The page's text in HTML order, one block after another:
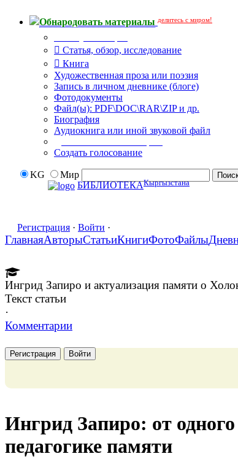
Обнародовать материалы делитесь с миром!
Статья, обзор, исследование
Книга
Художественная проза или поэзия
Запись в личном дневнике (блоге)
Фотодокументы
Файл(ы): PDF\DOC\RAR\ZIP и др.
Биография
Аудиокнига или иной звуковой файл
Создать голосование
KG
Мир
БИБЛИОТЕКАКыргызстана
Регистрация · Войти ·
ГлавнаяАвторыСтатьиКнигиФотоФайлы
Ингрид Запиро и актуализация памяти о
Текст статьи
·
Комментарии
Регистрация Войти
Ингрид Запиро: от
педагогике памяти